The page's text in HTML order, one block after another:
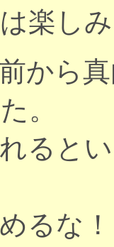
楽し
から
。
ると
めるな